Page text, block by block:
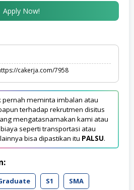
Apply Now!
cakerja.com/7958
pernah meminta imbalan atau
terhadap rekrutmen disitus
mengatasnamakan kami atau
seperti transportasi atau
bisa dipastikan itu PALSU.
S1
SMA